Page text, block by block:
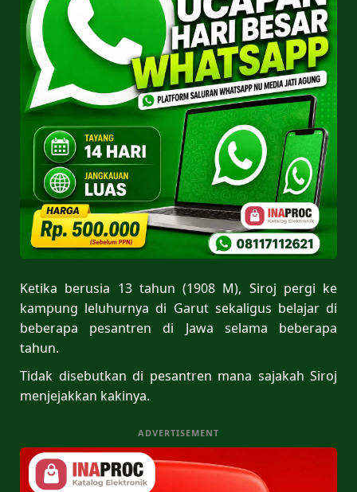
Ketika berusia 13 tahun (1908 M), Siroj pergi ke
kampung leluhurnya di Garut sekaligus belajar di
beberapa pesantren di Jawa selama beberapa
tahun.
Tidak disebutkan di pesantren mana sajakah Siroj
menjejakkan kakinya.
ADVERTISEMENT